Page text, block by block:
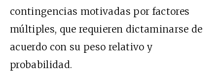
contingencias motivadas por factores
múltiples, que requieren dictaminarse de
acuerdo con su peso relativo y
probabilidad.